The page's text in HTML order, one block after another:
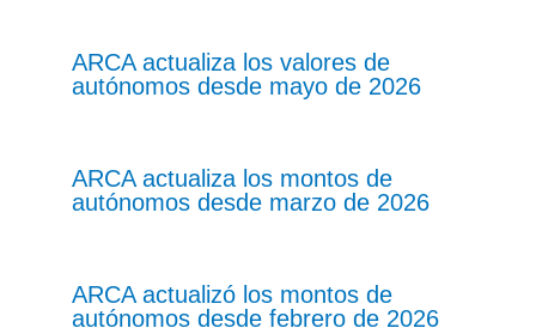
ARCA actualiza los valores de
autónomos desde mayo de 2026
ARCA actualiza los montos de
autónomos desde marzo de 2026
ARCA actualizó los montos de
autónomos desde febrero de 2026